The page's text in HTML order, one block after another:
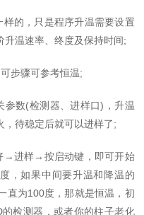
的，只是程序升温需要设置
升温速率、终度及保持时间;
步骤可参考恒温;
数(检测器、进样口)，升温
待稳定后就可以进样了;
进样→按启动键，即可开始
，如果中间要升温和降温的
直为100度，那就是恒温，初
检测器，或者你的柱子老化